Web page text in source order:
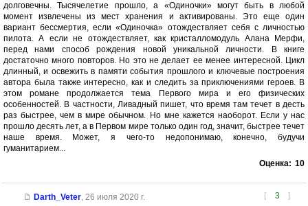
долговечны. Тысячелетие прошло, а «Одиночки» могут быть в любой
момент извлечены из мест хранения и активированы. Это еще один
вариант бессмертия, если «Одиночка» отождествляет себя с личностью
пилота. А если не отождествляет, как кристалломодуль Алана Мерфи,
перед нами способ рождения новой уникальной личности. В книге
достаточно много повторов. Но это не делает ее менее интересной. Цикл
длинный, и освежить в памяти события прошлого и ключевые построения
автора была также интересно, как и следить за приключениями героев. В
этом романе продолжается тема Первого мира и его физических
особенностей. В частности, Ливадный пишет, что время там течет в десть
раз быстрее, чем в мире обычном. Но мне кажется наоборот. Если у нас
прошло десять лет, а в Первом мире только один год, значит, быстрее течет
наше время. Может, я чего-то недопонимаю, конечно, будучи
гуманитарием...
Оценка: 10
[ 3 ]
Darth_Veter, 26 июля 2020 г.